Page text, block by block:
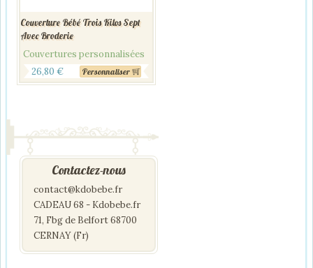
Couverture Bébé Trois Kilos Sept
Avec Broderie
Couvertures personnalisées
26,80 € Personnaliser
Contactez-nous
contact@kdobebe.fr
CADEAU 68 - Kdobebe.fr
71, Fbg de Belfort 68700
CERNAY (Fr)